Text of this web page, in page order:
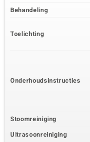
Behandeling
Toelichting
Onderhoudsinstructies
Stoomreiniging
Ultrasoonreiniging